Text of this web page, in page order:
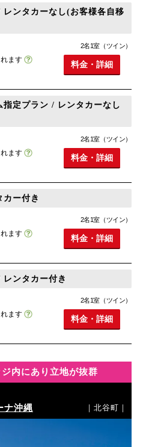
ンタカーなし(お客様各自移
ます
2名1室（ツイン）
料金・詳細
指定プラン / レンタカーなし
ます
2名1室（ツイン）
料金・詳細
ー付き
ます
2名1室（ツイン）
料金・詳細
ンタカー付き
ます
2名1室（ツイン）
料金・詳細
内にあり立地が抜群
ナ沖縄 ｜北谷町｜